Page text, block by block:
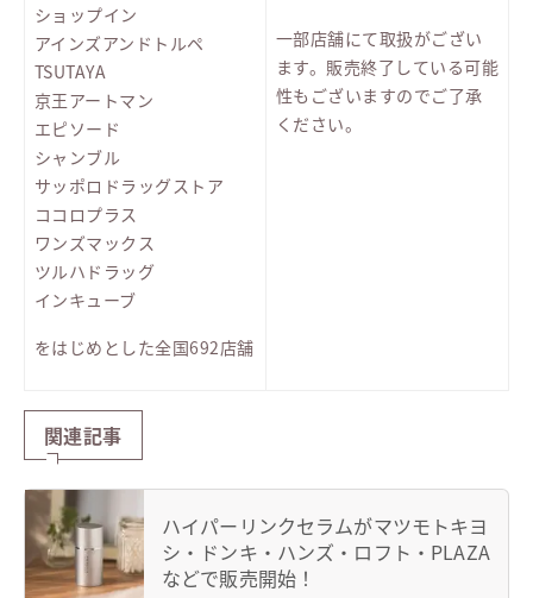
ショップイン
アインズアンドトルペ
TSUTAYA
京王アートマン
エピソード
シャンブル
サッポロドラッグストア
ココロプラス
ワンズマックス
ツルハドラッグ
インキューブ
をはじめとした全国692店舗
一部店舗にて取扱がござい
ます。販売終了している可能
性もございますのでご了承
ください。
関連記事
ハイパーリンクセラムがマツモトキヨ
シ・ドンキ・ハンズ・ロフト・PLAZA
などで販売開始！